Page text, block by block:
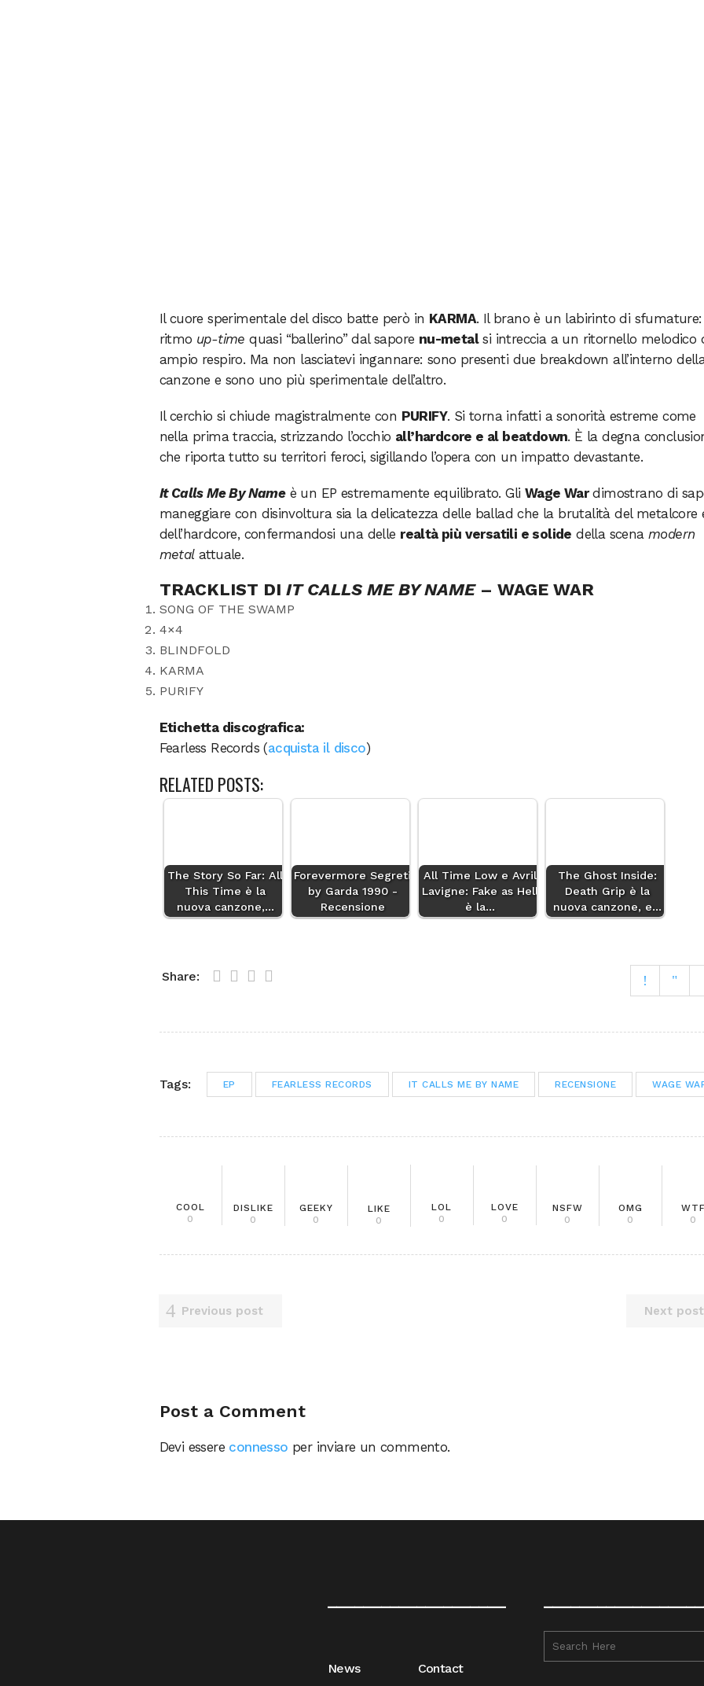
Il cuore sperimentale del disco batte però in KARMA. Il brano è un labirinto di
ritmo up-time quasi “ballerino” dal sapore nu-metalsi intreccia a un ritornello melodico
ampio respiro. Ma non lasciatevi ingannare: sono presenti due breakdown all’interno
canzone e sono uno più sperimentale dell’altro.
Il cerchio si chiude magistralmente con PURIFY. Si torna infatti a sonorità estreme come
nella prima traccia, strizzando l’occhio all’hardcore e al beatdown. È la degna
che riporta tutto su territori feroci, sigillando l’opera con un impatto devastante.
It Calls Me By Nameè un EP estremamente equilibrato. Gli Wage Wardimostrano di
maneggiare con disinvoltura sia la delicatezza delle ballad che la brutalità del metalcore
dell’hardcore, confermandosi una delle realtà più versatili e solide della scena modern
metalattuale.
TRACKLIST DI IT CALLS ME BY NAME– WAGE WAR
SONG OF THE SWAMP
4×4
BLINDFOLD
KARMA
PURIFY
Etichetta discografica:
Fearless Records (acquista il disco)
RELATED POSTS:
The Story So Far: All
This Time è la
nuova canzone,…
Forevermore Segreti
by Garda 1990 -
Recensione
All Time Low e Avril
Lavigne: Fake as Hell
è la…
The Ghost Inside:
Death Grip è la
nuova canzone, e…
Share:
Tags: EP FEARLESS RECORDS IT CALLS ME BY NAME RECENSIONE WAGE
COOL
0
DISLIKE
0
GEEKY
0
LIKE
0
LOL
0
LOVE
0
NSFW
0
OMG
0
0
Previous post Next post
Post a Comment
Devi essere connesso per inviare un commento.
News Contact